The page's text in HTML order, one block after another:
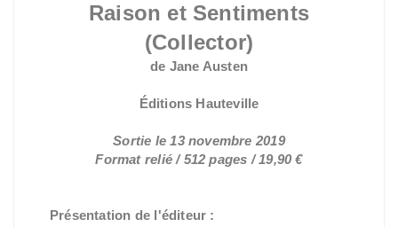
Raison et Sentiments
(Collector)
de Jane Austen
Éditions Hauteville
Sortie le 13 novembre 2019
Format relié / 512 pages / 19,90 €
Présentation de l'éditeur :